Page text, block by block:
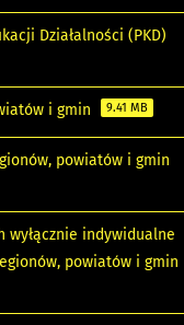
Działalności (PKD)
i gmin 9.41 MB
powiatów i gmin
wyłącznie indywidualne
powiatów i gmin